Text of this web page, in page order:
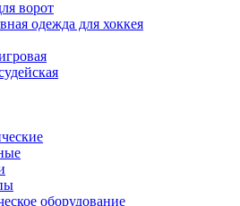
ворот
одежда для хоккея
оборудование